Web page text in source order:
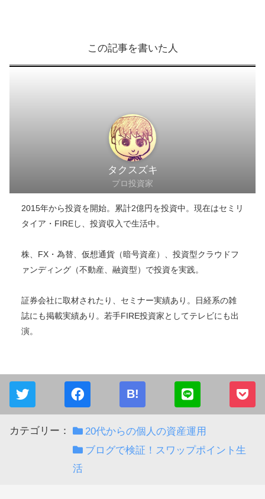
クラウドバンクのサイトへ
のために身銭を切っていい手法を検証します
この記事を書いた人
タクスズキ
プロ投資家
2015年から投資を開始。累計2億円を投資中。現在はセミリ
株、FX・為替、仮想通貨（暗号資産）、投資型クラウドフ
ァンディング（不動産、融資型）で投資を実践。
証券会社に取材されたり、セミナー実績あり。日経系の雑
誌にも掲載実績あり。若手FIRE投資家としてテレビにも出